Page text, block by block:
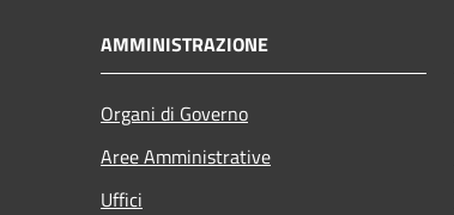
AMMINISTRAZIONE
Organi di Governo
Aree Amministrative
Uffici